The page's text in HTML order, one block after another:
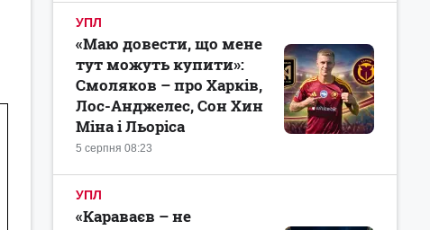
УПЛ
5 серпня 08:23
«Маю довести, що мене
тут можуть купити»:
Смоляков – про Харків,
Лос-Анджелес, Сон Хин
Міна і Льоріса
УПЛ
«Караваєв – не